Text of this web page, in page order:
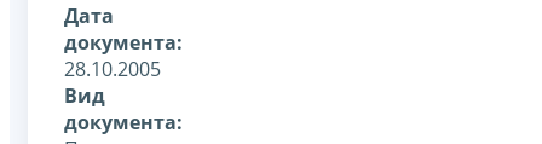
Дата
документа:
28.10.2005
Вид
документа: